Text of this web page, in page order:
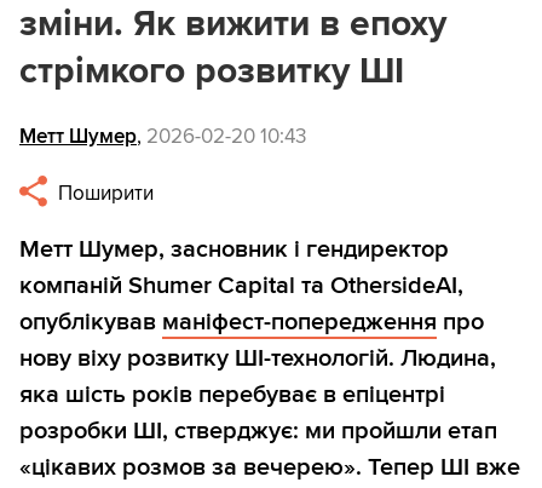
зміни. Як вижити в епоху
стрімкого розвитку ШІ
Метт Шумер, 2026-02-20 10:43
Поширити
Метт Шумер, засновник і гендиректор
компаній Shumer Capital та OthersideAI,
опублікував маніфест-попередження про
нову віху розвитку ШІ-технологій. Людина,
яка шість років перебуває в епіцентрі
розробки ШІ, стверджує: ми пройшли етап
«цікавих розмов за вечерею». Тепер ШІ вже